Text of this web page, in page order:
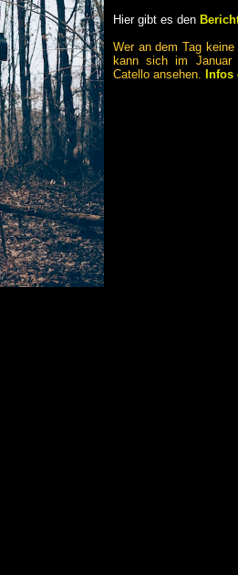
Hier gibt es den
Wer an dem Tag
kann sich im
Catello ansehen.